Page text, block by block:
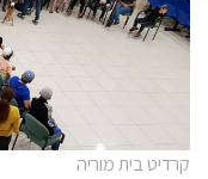
קרדיט בית מוריה